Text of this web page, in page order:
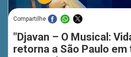
Compartilhe
"Djavan – O Musical:
retorna a São Paulo